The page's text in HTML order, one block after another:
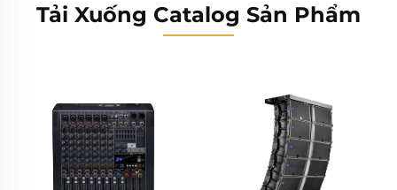
Tải Xuống Catalog Sản Phẩm